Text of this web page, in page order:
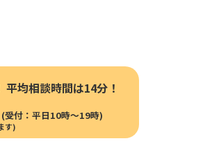
平均相談時間は14分！
(受付：平日10時〜19時)